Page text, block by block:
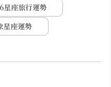
星座旅行運勢
星座運勢